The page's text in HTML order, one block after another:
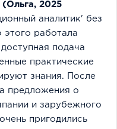
2025
аналитик' без
этого работала
подача
практические
знания. После
предложения о
и зарубежного
пригодились